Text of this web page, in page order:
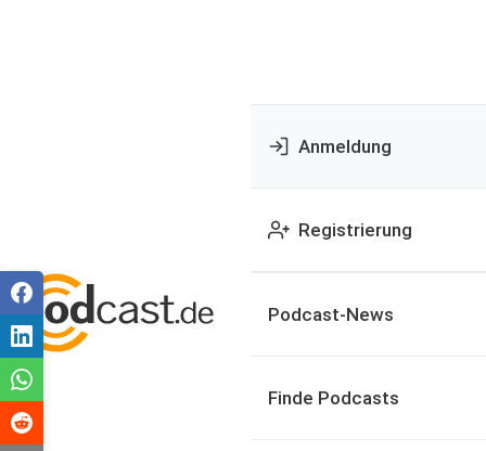
Anmeldung
Registrierung
Podcast-News
Finde Podcasts